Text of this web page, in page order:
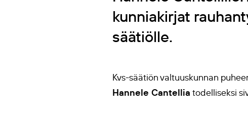
kunniakirjat
säätiölle.
Kvs-säätiön valtuuskunnan
Hannele Cantellia todelliseksi